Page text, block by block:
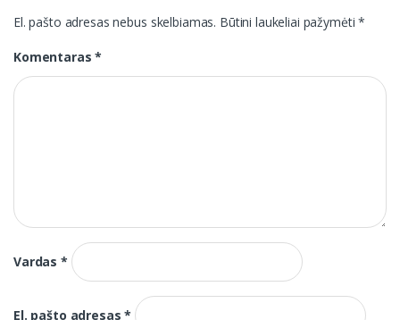
El. pašto adresas nebus skelbiamas. Būtini laukeliai pažymėti*
Komentaras*
Vardas*
El. pašto adresas*